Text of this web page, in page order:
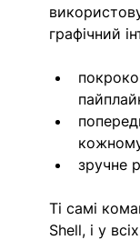
графічний
зручне
Ті самі
Shell, і у